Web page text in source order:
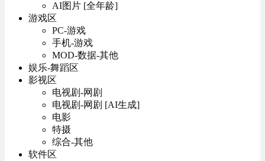
AI图片 [全年龄]
游戏区
PC-游戏
手机-游戏
MOD-数据-其他
娱乐-舞蹈区
影视区
电视剧-网剧
电视剧-网剧 [AI生成]
电影
特摄
综合-其他
软件区